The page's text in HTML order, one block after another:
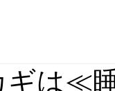
ギは≪